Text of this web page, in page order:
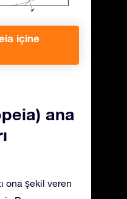
içine
ana
ona şekil veren